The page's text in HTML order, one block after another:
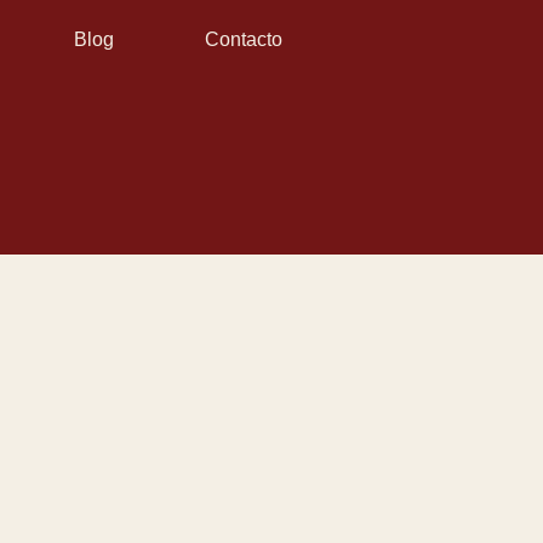
Blog Contacto